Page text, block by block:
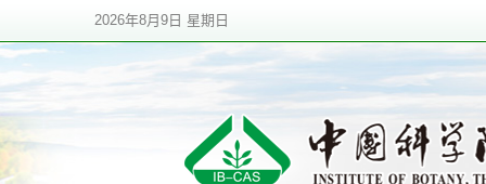
2026年8月9日 星期日